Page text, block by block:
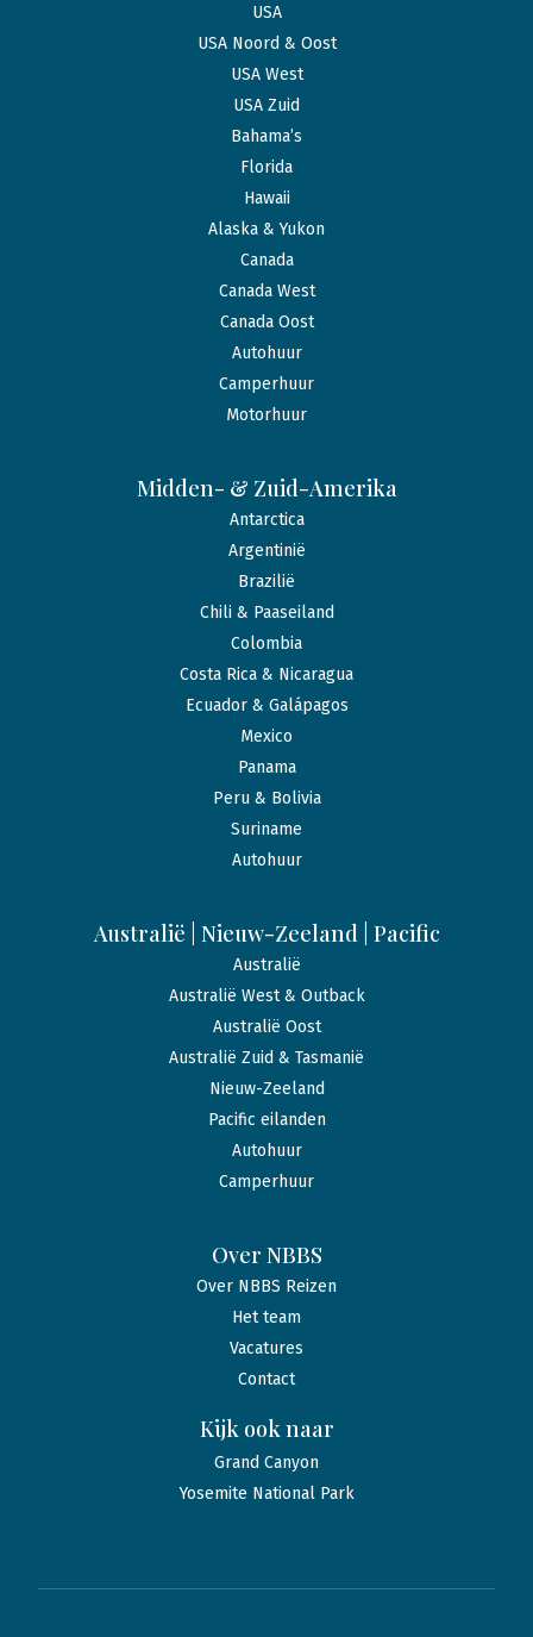
USA
USA Noord & Oost
USA West
USA Zuid
Bahama’s
Florida
Hawaii
Alaska & Yukon
Canada
Canada West
Canada Oost
Autohuur
Camperhuur
Motorhuur
Midden- & Zuid-Amerika
Antarctica
Argentinië
Brazilië
Chili & Paaseiland
Colombia
Costa Rica & Nicaragua
Ecuador & Galápagos
Mexico
Panama
Peru & Bolivia
Suriname
Autohuur
Australië | Nieuw-Zeeland | Pacific
Australië
Australië West & Outback
Australië Oost
Australië Zuid & Tasmanië
Nieuw-Zeeland
Pacific eilanden
Autohuur
Camperhuur
Over NBBS
Over NBBS Reizen
Het team
Vacatures
Contact
Kijk ook naar
Grand Canyon
Yosemite National Park